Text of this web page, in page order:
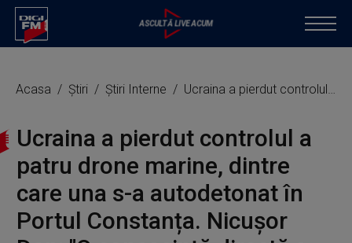
Acasa Știri Știri Interne Ucraina a pierdut controlul a patru drone marine, dintre care una s-a autodetonat în Portul Constanța. Nicușor Dan: "O consecinţă directă a războiului purtat de Rusia"
Ucraina a pierdut controlul a
patru drone marine, dintre
care una s-a autodetonat în
Portul Constanța. Nicușor